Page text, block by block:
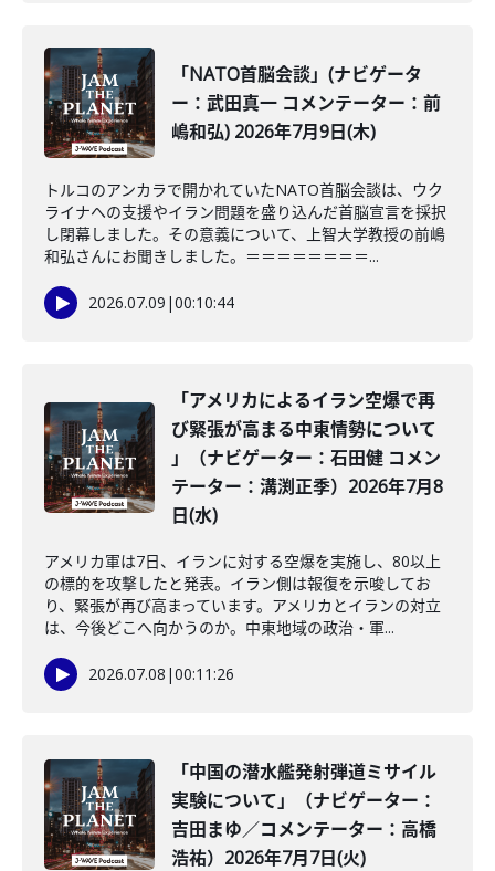
「NATO首脳会談」(ナビゲータ
ー：武田真一 コメンテーター：前
嶋和弘) 2026年7月9日(木)
トルコのアンカラで開かれていたNATO首脳会談は、ウク
ライナへの支援やイラン問題を盛り込んだ首脳宣言を採択
し閉幕しました。その意義について、上智大学教授の前嶋
和弘さんにお聞きしました。＝＝＝＝＝＝＝＝...
2026.07.09 |00:10:44
「アメリカによるイラン空爆で再
び緊張が高まる中東情勢について
」（ナビゲーター：石田健 コメン
テーター：溝渕正季）2026年7月8
日(水)
アメリカ軍は7日、イランに対する空爆を実施し、80以上
の標的を攻撃したと発表。イラン側は報復を示唆してお
り、緊張が再び高まっています。アメリカとイランの対立
は、今後どこへ向かうのか。中東地域の政治・軍...
2026.07.08 |00:11:26
「中国の潜水艦発射弾道ミサイル
実験について」（ナビゲーター：
吉田まゆ／コメンテーター：高橋
浩祐）2026年7月7日(火)